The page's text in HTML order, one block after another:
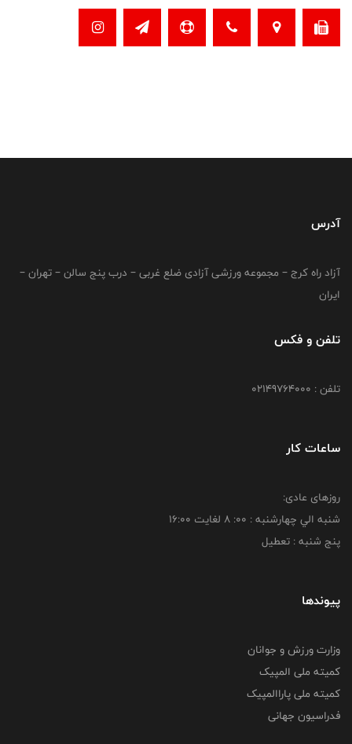
آدرس
آزاد راه کرج – مجموعه ورزشی آزادی ضلع غربی – درب پنج سالن – تهران –
ایران
تلفن و فکس
تلفن : 02149764000
ساعات کار
روزهای عادی:
شنبه الي چهارشنبه : 00: 8 لغايت 16:00
پنج شنبه : تعطیل
پیوندها
وزارت ورزش و جوانان
کمیته ملی المپیک
کمیته ملی پاراالمپیک
فدراسیون جهانی